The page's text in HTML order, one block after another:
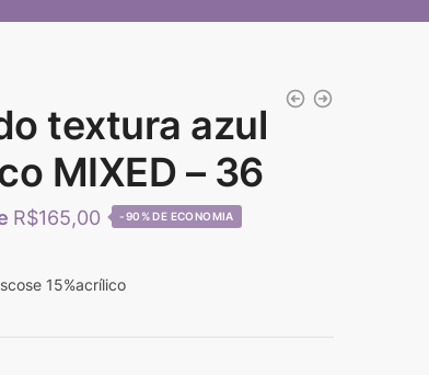
textura azul
MIXED – 36
R$165,00 -90%
15%acrílico